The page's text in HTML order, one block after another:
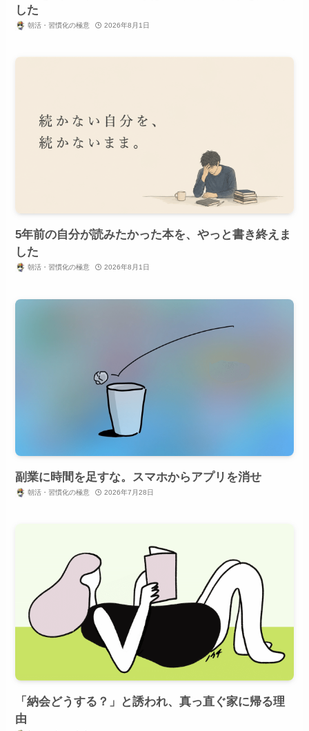
した
朝活・習慣化の極意 2026年8月1日
5年前の自分が読みたかった本を、やっと書き終えま
した
朝活・習慣化の極意 2026年8月1日
副業に時間を足すな。スマホからアプリを消せ
朝活・習慣化の極意 2026年7月28日
「納会どうする？」と誘われ、真っ直ぐ家に帰る理
由